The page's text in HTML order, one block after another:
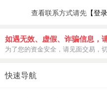
查看联系方式请先 【登
如遇无效、虚假、诈骗信息，
为了您的资金安全，请见面交易，
快速导航